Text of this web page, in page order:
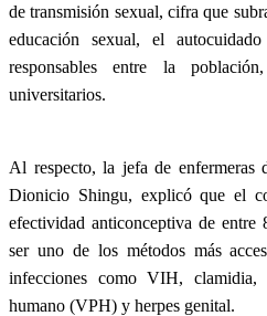
de transmisión sexual, cifra que
educación sexual, el
responsables entre la
universitarios.
Al respecto, la jefa de
Dionicio Shingu, explicó que el
efectividad anticonceptiva de
ser uno de los métodos más
infecciones como VIH, clamidia,
humano (VPH) y herpes genital.